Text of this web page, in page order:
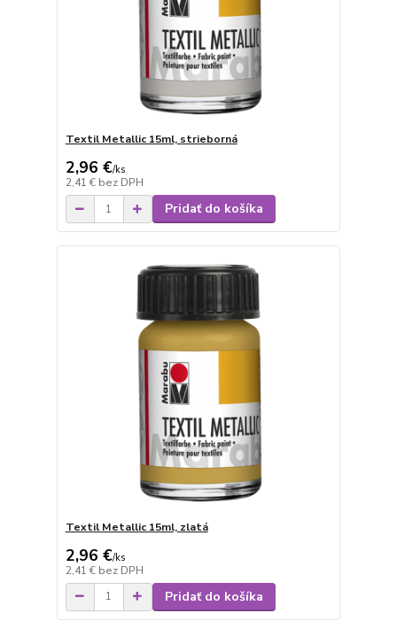
Textil Metallic 15ml, strieborná
2,96 €/ks
2,41 € bez DPH
Pridať do košíka
Textil Metallic 15ml, zlatá
2,96 €/ks
2,41 € bez DPH
Pridať do košíka